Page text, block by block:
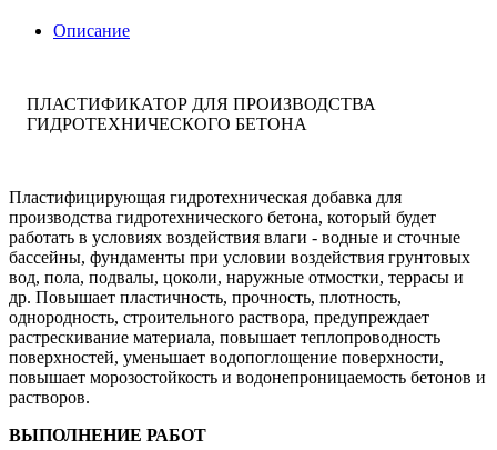
Описание
ПЛАСТИФИКАТОР ДЛЯ ПРОИЗВОДСТВА
ГИДРОТЕХНИЧЕСКОГО БЕТОНА
Пластифицирующая гидротехническая добавка для
производства гидротехнического бетона, который будет
работать в условиях воздействия влаги - водные и сточные
бассейны, фундаменты при условии воздействия грунтовых
вод, пола, подвалы, цоколи, наружные отмостки, террасы и
др. Повышает пластичность, прочность, плотность,
однородность, строительного раствора, предупреждает
растрескивание материала, повышает теплопроводность
поверхностей, уменьшает водопоглощение поверхности,
повышает морозостойкость и водонепроницаемость бетонов и
растворов.
ВЫПОЛНЕНИЕ РАБОТ